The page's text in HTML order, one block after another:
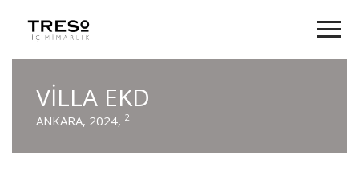
VİLLA EKD
ANKARA, 2024, 2